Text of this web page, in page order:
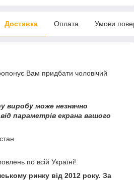
Доставка Оплата Умови
Вам придбати чоловічий
виробу може незначно
параметрів екрана вашого
по всій Україні!
ринку від 2012 року. За